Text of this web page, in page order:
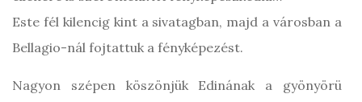
Este fél kilencig kint a sivatagban, majd a városban a
Bellagio-nál fojtattuk a fényképezést.
Nagyon szépen köszönjük Edinának a gyönyörü